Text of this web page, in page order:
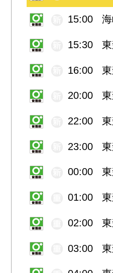
15:00 海
15:30 東
16:00 東
20:00 東
22:00 東
23:00 東
00:00 東
01:00 東
02:00 東
03:00 東